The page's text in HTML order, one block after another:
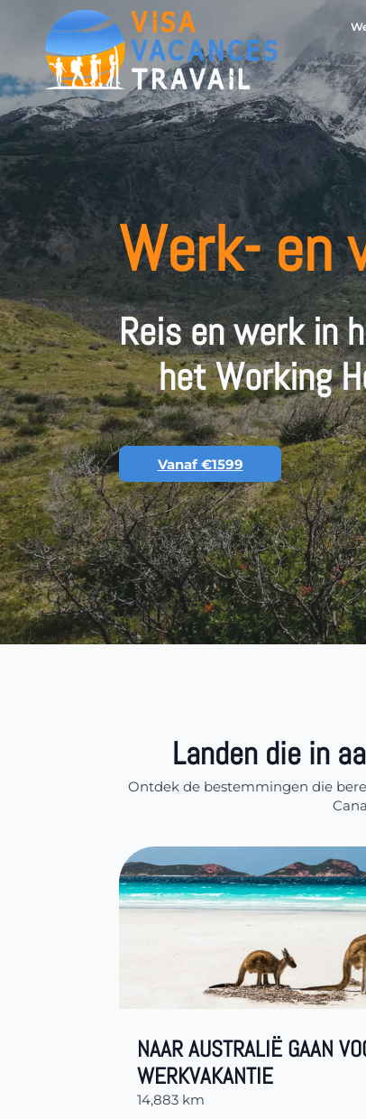
Werk- en
Reis en werk in
het Working
Vanaf €1599
Landen die in
Ontdek de bestemmingen die
NAAR AUSTRALIË GAAN
WERKVAKANTIE
14,883 km